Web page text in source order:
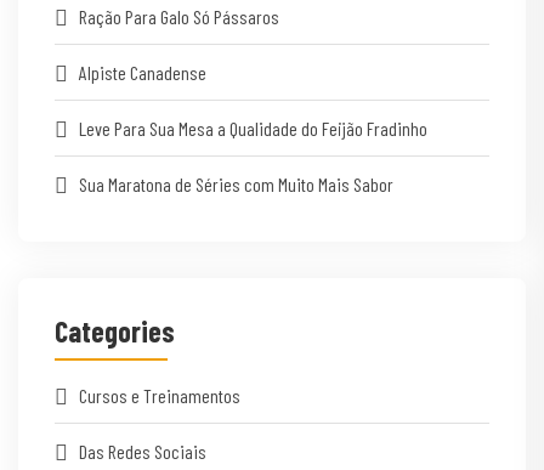
Ração Para Galo Só Pássaros
Alpiste Canadense
Leve Para Sua Mesa a Qualidade do Feijão Fradinho
Sua Maratona de Séries com Muito Mais Sabor
Categories
Cursos e Treinamentos
Das Redes Sociais